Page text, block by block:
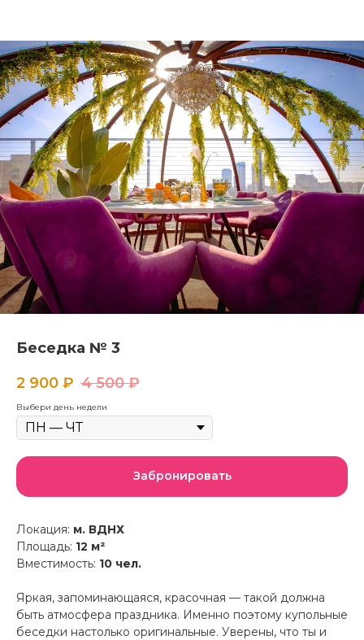
Беседка № 3
2 900 ₽ 4 500 ₽
Выбери день недели
Забронировать
Локация: м. ВДНХ
Площадь: 12 м²
Вместимость: 10 чел.
Яркая, запоминающаяся, красочная — такой должна
быть атмосфера праздника. Именно поэтому купольные
беседки настолько оригинальные. Уверены, что ты и